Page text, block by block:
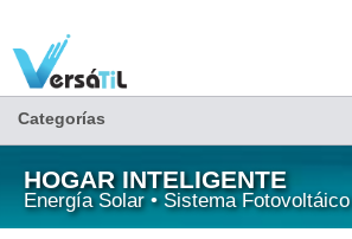
Categorías
HOGAR INTELIGENTE
Energía Solar • Sistema Fotovoltáico